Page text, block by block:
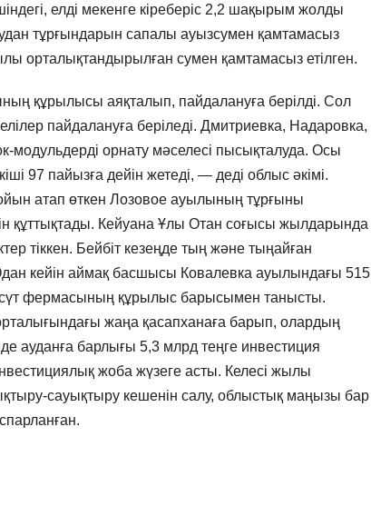
елді мекенге кіреберіс 2,2 шақырым жолды
тұрғындарын сапалы ауызсумен қамтамасыз
орталықтандырылған сумен қамтамасыз етілген.
құрылысы аяқталып, пайдалануға берілді. Сол
пайдалануға беріледі. Дмитриевка, Надаровка,
модульдерді орнату мәселесі пысықталуда. Осы
97 пайызға дейін жетеді, — деді облыс әкімі.
атап өткен Лозовое ауылының тұрғыны
құттықтады. Кейуана Ұлы Отан соғысы жылдарында
тіккен. Бейбіт кезеңде тың және тыңайған
кейін аймақ басшысы Ковалевка ауылындағы 515
сүт фермасының құрылыс барысымен танысты.
жаңа қасапханаға барып, олардың
барлығы 5,3 млрд теңге инвестиция
жоба жүзеге асты. Келесі жылы
сауықтыру кешенін салу, облыстық маңызы бар